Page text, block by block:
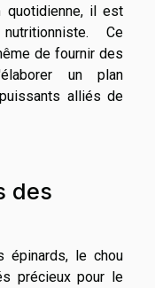
quotidienne, il est
Ce
de fournir des
un plan
alliés de
des
épinards, le chou
précieux pour le